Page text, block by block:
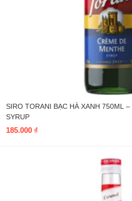
SIRO TORANI BẠC HÀ XANH 750ML
SYRUP
185.000 ₫